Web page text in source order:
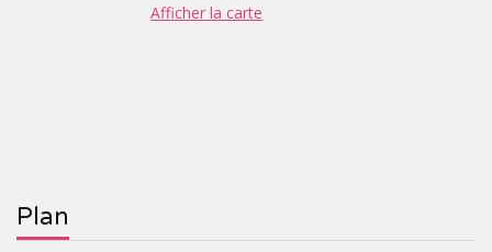
Afficher la carte
Plan